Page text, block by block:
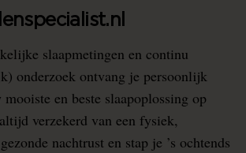
slaapmetingen en continu
onderzoek ontvang je persoonlijk
en beste slaapoplossing op
verzekerd van een fysiek,
nachtrust en stap je ’s ochtends